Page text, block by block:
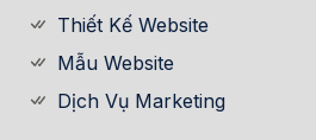
Thiết Kế Website
Mẫu Website
Dịch Vụ Marketing